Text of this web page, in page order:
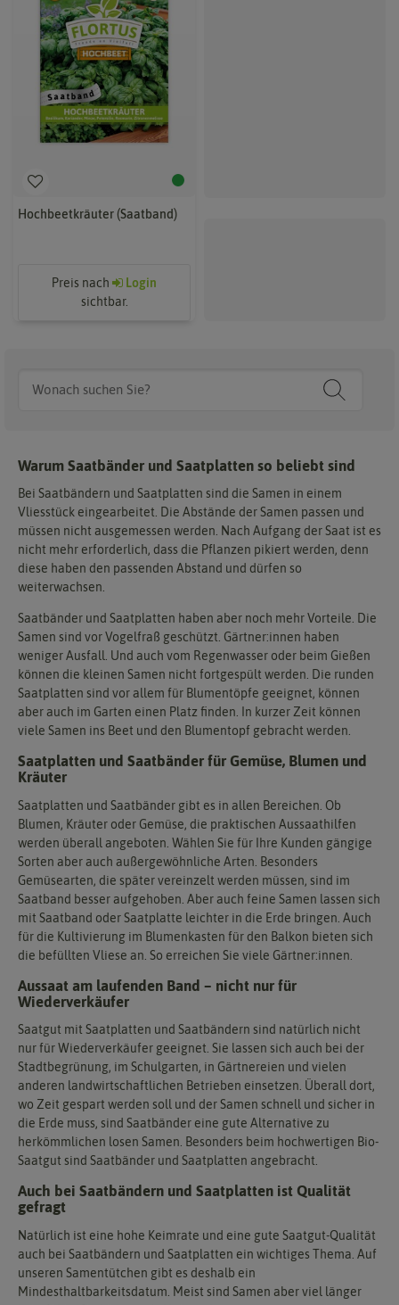
Hochbeetkräuter (Saatband)
Preis nach
Login
sichtbar.
Warum Saatbänder und Saatplatten so beliebt sind
Bei Saatbändern und Saatplatten sind die Samen in einem
Vliesstück eingearbeitet. Die Abstände der Samen passen und
müssen nicht ausgemessen werden. Nach Aufgang der Saat ist es
nicht mehr erforderlich, dass die Pflanzen pikiert werden, denn
diese haben den passenden Abstand und dürfen so
weiterwachsen.
Saatbänder und Saatplatten haben aber noch mehr Vorteile. Die
Samen sind vor Vogelfraß geschützt. Gärtner:innen haben
weniger Ausfall. Und auch vom Regenwasser oder beim Gießen
können die kleinen Samen nicht fortgespült werden. Die runden
Saatplatten sind vor allem für Blumentöpfe geeignet, können
aber auch im Garten einen Platz finden. In kurzer Zeit können
viele Samen ins Beet und den Blumentopf gebracht werden.
Saatplatten und Saatbänder für Gemüse, Blumen und
Kräuter
Saatplatten und Saatbänder gibt es in allen Bereichen. Ob
Blumen, Kräuter oder Gemüse, die praktischen Aussaathilfen
werden überall angeboten. Wählen Sie für Ihre Kunden gängige
Sorten aber auch außergewöhnliche Arten. Besonders
Gemüsearten, die später vereinzelt werden müssen, sind im
Saatband besser aufgehoben. Aber auch feine Samen lassen sich
mit Saatband oder Saatplatte leichter in die Erde bringen. Auch
für die Kultivierung im Blumenkasten für den Balkon bieten sich
die befüllten Vliese an. So erreichen Sie viele Gärtner:innen.
Aussaat am laufenden Band – nicht nur für
Wiederverkäufer
Saatgut mit Saatplatten und Saatbändern sind natürlich nicht
nur für Wiederverkäufer geeignet. Sie lassen sich auch bei der
Stadtbegrünung, im Schulgarten, in Gärtnereien und vielen
anderen landwirtschaftlichen Betrieben einsetzen. Überall dort,
wo Zeit gespart werden soll und der Samen schnell und sicher in
die Erde muss, sind Saatbänder eine gute Alternative zu
herkömmlichen losen Samen. Besonders beim hochwertigen Bio-
Saatgut sind Saatbänder und Saatplatten angebracht.
Auch bei Saatbändern und Saatplatten ist Qualität
gefragt
Natürlich ist eine hohe Keimrate und eine gute Saatgut-Qualität
auch bei Saatbändern und Saatplatten ein wichtiges Thema. Auf
unseren Samentütchen gibt es deshalb ein
Mindesthaltbarkeitsdatum. Meist sind Samen aber viel länger